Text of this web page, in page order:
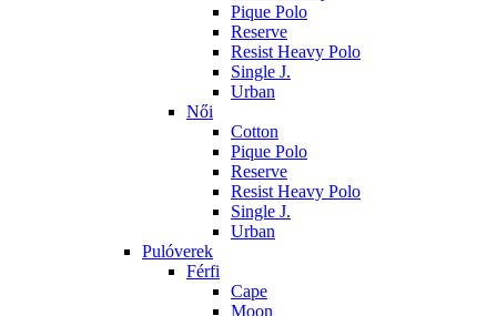
Pique Polo
Reserve
Resist Heavy Polo
Single J.
Urban
Női
Cotton
Pique Polo
Reserve
Resist Heavy Polo
Single J.
Urban
Pulóverek
Férfi
Cape
Moon